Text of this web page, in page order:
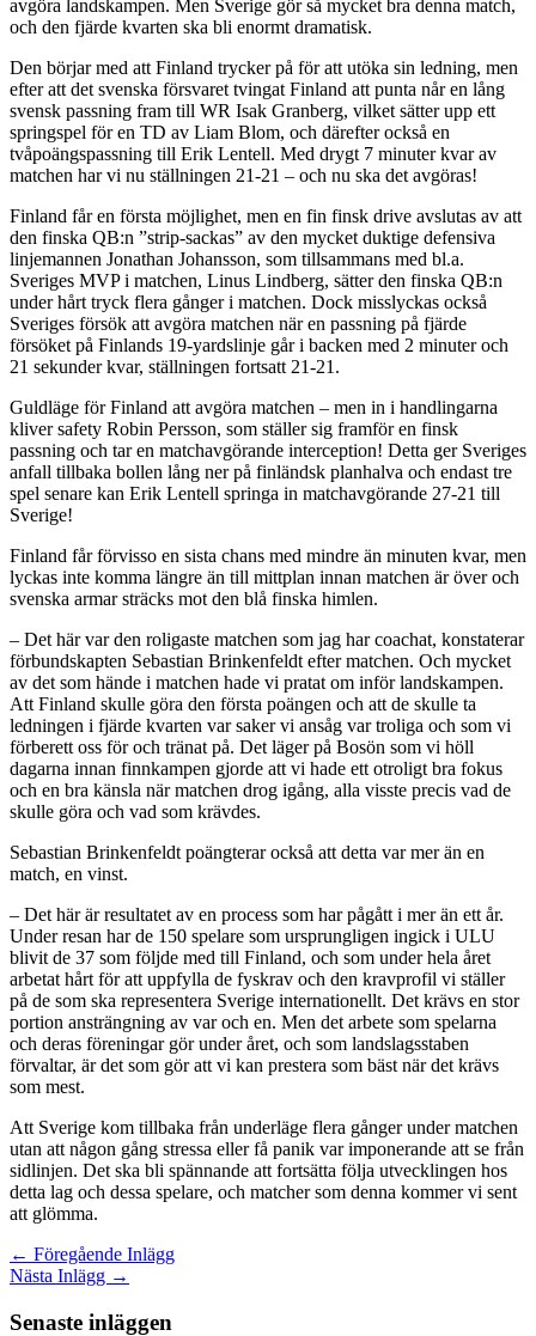
avgöra landskampen. Men Sverige gör så mycket bra denna match,
och den fjärde kvarten ska bli enormt dramatisk.
Den börjar med att Finland trycker på för att utöka sin ledning, men
efter att det svenska försvaret tvingat Finland att punta når en lång
svensk passning fram till WR Isak Granberg, vilket sätter upp ett
springspel för en TD av Liam Blom, och därefter också en
tvåpoängspassning till Erik Lentell. Med drygt 7 minuter kvar av
matchen har vi nu ställningen 21-21 – och nu ska det avgöras!
Finland får en första möjlighet, men en fin finsk drive avslutas av att
den finska QB:n ”strip-sackas” av den mycket duktige defensiva
linjemannen Jonathan Johansson, som tillsammans med bl.a.
Sveriges MVP i matchen, Linus Lindberg, sätter den finska QB:n
under hårt tryck flera gånger i matchen. Dock misslyckas också
Sveriges försök att avgöra matchen när en passning på fjärde
försöket på Finlands 19-yardslinje går i backen med 2 minuter och
21 sekunder kvar, ställningen fortsatt 21-21.
Guldläge för Finland att avgöra matchen – men in i handlingarna
kliver safety Robin Persson, som ställer sig framför en finsk
passning och tar en matchavgörande interception! Detta ger Sveriges
anfall tillbaka bollen lång ner på finländsk planhalva och endast tre
spel senare kan Erik Lentell springa in matchavgörande 27-21 till
Sverige!
Finland får förvisso en sista chans med mindre än minuten kvar, men
lyckas inte komma längre än till mittplan innan matchen är över och
svenska armar sträcks mot den blå finska himlen.
– Det här var den roligaste matchen som jag har coachat, konstaterar
förbundskapten Sebastian Brinkenfeldt efter matchen. Och mycket
av det som hände i matchen hade vi pratat om inför landskampen.
Att Finland skulle göra den första poängen och att de skulle ta
ledningen i fjärde kvarten var saker vi ansåg var troliga och som vi
förberett oss för och tränat på. Det läger på Bosön som vi höll
dagarna innan finnkampen gjorde att vi hade ett otroligt bra fokus
och en bra känsla när matchen drog igång, alla visste precis vad de
skulle göra och vad som krävdes.
Sebastian Brinkenfeldt poängterar också att detta var mer än en
match, en vinst.
– Det här är resultatet av en process som har pågått i mer än ett år.
Under resan har de 150 spelare som ursprungligen ingick i ULU
blivit de 37 som följde med till Finland, och som under hela året
arbetat hårt för att uppfylla de fyskrav och den kravprofil vi ställer
på de som ska representera Sverige internationellt. Det krävs en stor
portion ansträngning av var och en. Men det arbete som spelarna
och deras föreningar gör under året, och som landslagsstaben
förvaltar, är det som gör att vi kan prestera som bäst när det krävs
som mest.
Att Sverige kom tillbaka från underläge flera gånger under matchen
utan att någon gång stressa eller få panik var imponerande att se från
sidlinjen. Det ska bli spännande att fortsätta följa utvecklingen hos
detta lag och dessa spelare, och matcher som denna kommer vi sent
att glömma.
← Föregående Inlägg
Nästa Inlägg →
Senaste inläggen